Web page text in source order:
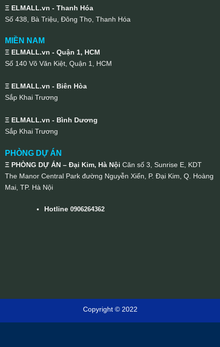
Ξ ELMALL.vn - Thanh Hóa
Số 438, Bà Triệu, Đông Thọ, Thanh Hóa
MIỀN NAM
Ξ ELMALL.vn - Quận 1, HCM
Số 140 Võ Văn Kiệt, Quận 1, HCM
Ξ ELMALL.vn - Biên Hòa
Sắp Khai Trương
Ξ ELMALL.vn - Bình Dương
Sắp Khai Trương
PHÒNG DỰ ÁN
Ξ PHÒNG DỰ ÁN – Đại Kim, Hà Nội Căn số 3, Sunrise E, KDT
The Manor Central Park đường Nguyễn Xiển, P. Đại Kim, Q. Hoàng
Mai, TP. Hà Nội
Hotline0906264362
Copyright © 2022